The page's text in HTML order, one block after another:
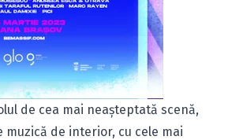
de cea mai neașteptată scenă,
muzică de interior, cu cele mai